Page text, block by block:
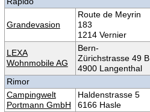
Grandevasion
Route de Meyrin
183
1214 Vernier
LEXA
Wohnmobile AG
Bern-
Zürichstrasse 49 B
4900 Langenthal
Rimor
Campingwelt
Portmann GmbH
Haldenstrasse 5
6166 Hasle